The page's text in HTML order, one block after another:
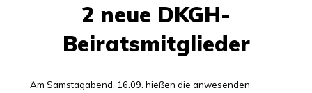
2 neue DKGH-
Beiratsmitglieder
Am Samstagabend, 16.09. hießen die anwesenden